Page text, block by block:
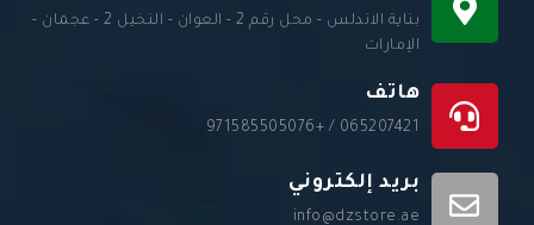
بناية الاندلس - محل رقم 2 - العوان - النخيل 2 - عجمان -
الإمارات
هاتف
065207421 / +971585505076
بريد إلكتروني
info@dzstore.ae